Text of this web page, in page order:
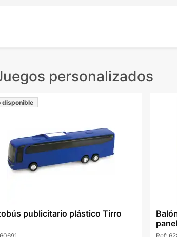
personalizados
disponible
publicitario plástico Tirro